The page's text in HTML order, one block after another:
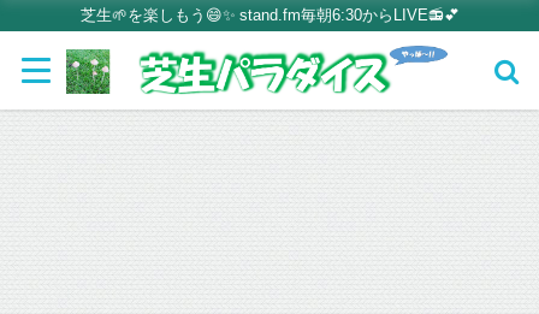
芝生🌱を楽しもう😄✨ stand.fm毎朝6:30からLIVE📻💕